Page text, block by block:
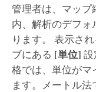
管理者は、マップ
内、解析のデフォ
ります。 表示さ
ブにある [単位] 設
格では、単位がマ
ます。メートル